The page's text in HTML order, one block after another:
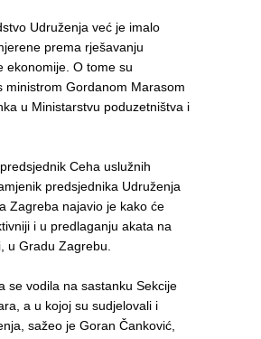
Udruženja već je imalo
prema rješavanju
ekonomije. O tome su
ministrom Gordanom Marasom
u Ministarstvu poduzetništva i
Ceha uslužnih
predsjednika Udruženja
Zagreba najavio je kako će
i u predlaganju akata na
u Gradu Zagrebu.
se vodila na sastanku Sekcije
a u kojoj su sudjelovali i
sažeo je Goran Čanković,